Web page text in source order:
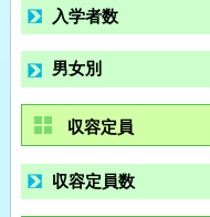
入学者数
男女別
収容定員
収容定員数